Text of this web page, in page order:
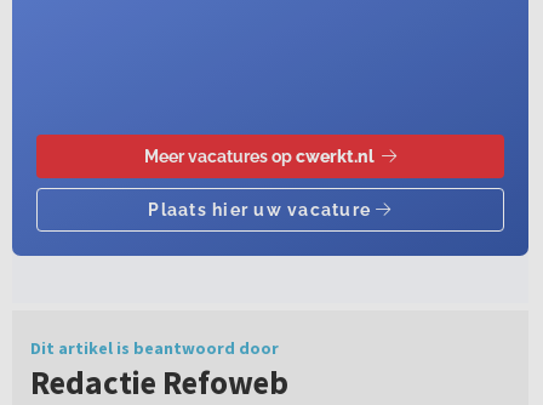
Dit artikel is beantwoord door
Redactie Refoweb